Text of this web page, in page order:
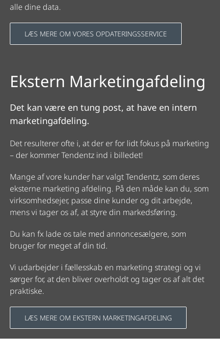
alle dine data.
LÆS MERE OM VORES OPDATERINGSSERVICE
Ekstern Marketingafdeling
Det kan være en tung post, at have en intern
marketingafdeling.
Det resulterer ofte i, at der er for lidt fokus på marketing
– der kommer Tendentz ind i billedet!
Mange af vore kunder har valgt Tendentz, som deres
eksterne marketing afdeling. På den måde kan du, som
virksomhedsejer, passe dine kunder og dit arbejde,
mens vi tager os af, at styre din markedsføring.
Du kan fx lade os tale med annoncesælgere, som
bruger for meget af din tid.
Vi udarbejder i fællesskab en marketing strategi og vi
sørger for, at den bliver overholdt og tager os af alt det
praktiske.
LÆS MERE OM EKSTERN MARKETINGAFDELING